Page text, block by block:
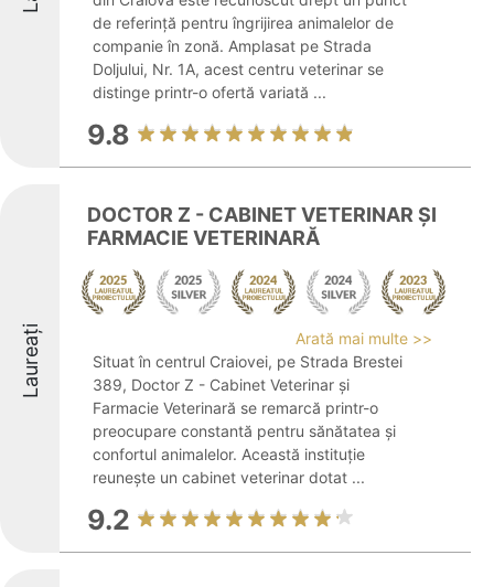
de referință pentru îngrijirea animalelor de
companie în zonă. Amplasat pe Strada
Doljului, Nr. 1A, acest centru veterinar se
distinge printr-o ofertă variată ...
9.8
Laureați
DOCTOR Z - CABINET VETERINAR ȘI
FARMACIE VETERINARĂ
Arată mai multe >>
Situat în centrul Craiovei, pe Strada Brestei
389, Doctor Z - Cabinet Veterinar și
Farmacie Veterinară se remarcă printr-o
preocupare constantă pentru sănătatea și
confortul animalelor. Această instituție
reunește un cabinet veterinar dotat ...
9.2